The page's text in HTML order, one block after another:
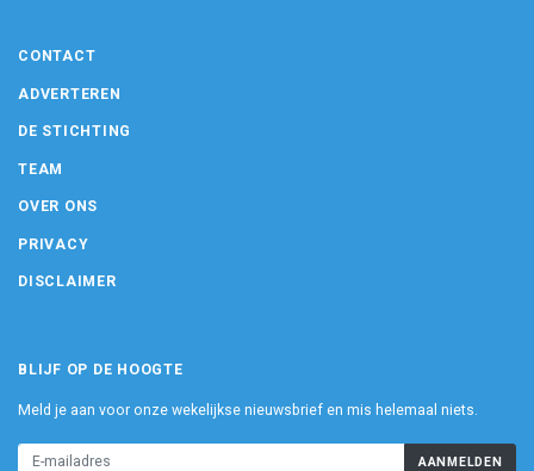
CONTACT
ADVERTEREN
DE STICHTING
TEAM
OVER ONS
PRIVACY
DISCLAIMER
BLIJF OP DE HOOGTE
Meld je aan voor onze wekelijkse nieuwsbrief en mis helemaal niets.
AANMELDEN